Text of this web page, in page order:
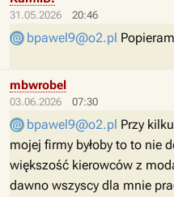
31.05.2026 20:46
bpawel9@o2.pl
03.06.2026 07:30
mbwrobel
bpawel9@o2.pl Przy
mojej firmy byłoby to to nie
większość kierowców z
dawno wszyscy dla mnie